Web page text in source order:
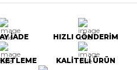
İADE HIZLI GÖNDERİM
KALİTELİ ÜRÜN